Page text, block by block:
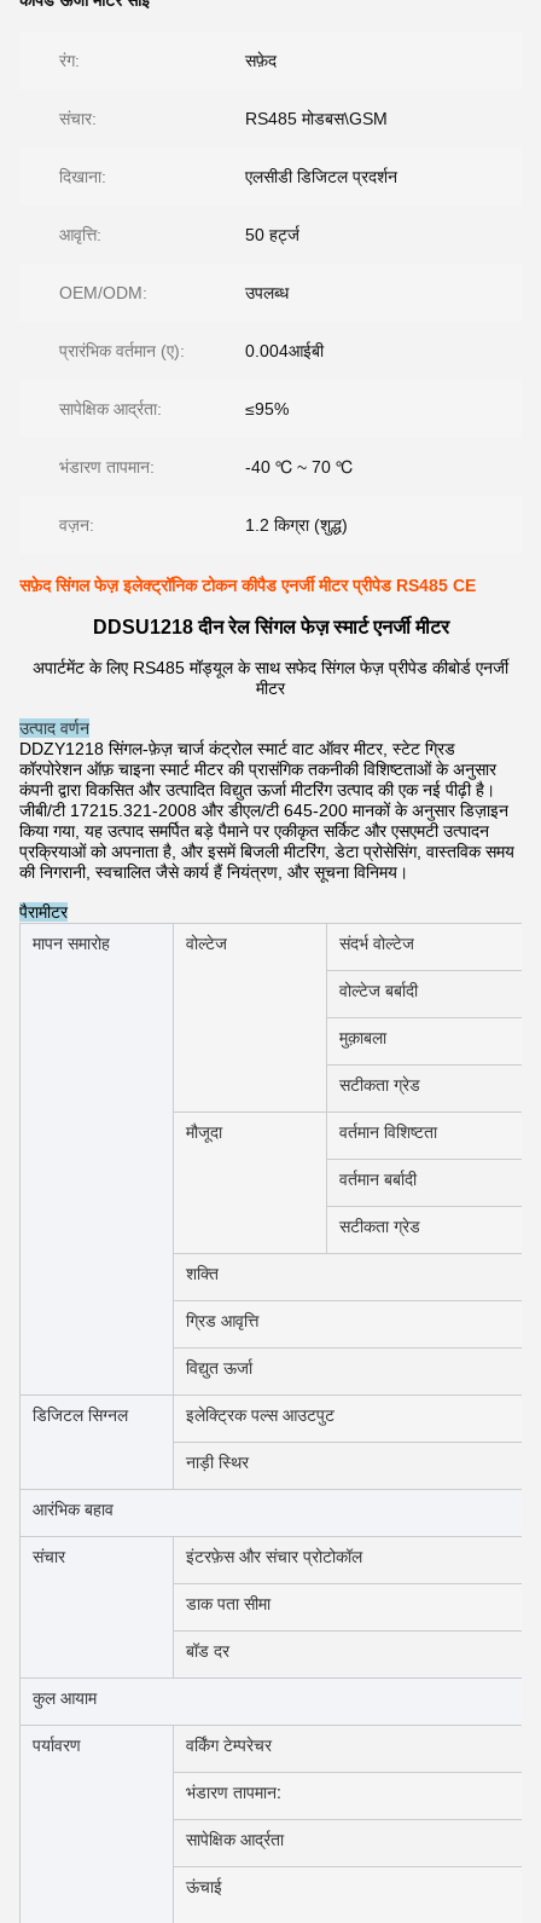
रंग: सफ़ेद
संचार: RS485 मोडबस\GSM
दिखाना: एलसीडी डिजिटल प्रदर्शन
आवृत्ति: 50 हर्ट्ज
OEM/ODM: उपलब्ध
प्रारंभिक वर्तमान (ए): 0.004आईबी
सापेक्षिक आर्द्रता: ≤95%
भंडारण तापमान: -40 ℃ ~ 70 ℃
वज़न: 1.2 किग्रा (शुद्ध)
सफ़ेद सिंगल फेज़ इलेक्ट्रॉनिक टोकन कीपैड एनर्जी मीटर प्रीपेड RS485 CE
DDSU1218 दीन रेल सिंगल फेज़ स्मार्ट एनर्जी मीटर
अपार्टमेंट के लिए RS485 मॉड्यूल के साथ सफेद सिंगल फेज़ प्रीपेड कीबोर्ड एनर्जी
मीटर
उत्पाद वर्णन
DDZY1218 सिंगल-फ़ेज़ चार्ज कंट्रोल स्मार्ट वाट ऑवर मीटर, स्टेट ग्रिड
कॉरपोरेशन ऑफ़ चाइना स्मार्ट मीटर की प्रासंगिक तकनीकी विशिष्टताओं के अनुसार
कंपनी द्वारा विकसित और उत्पादित विद्युत ऊर्जा मीटरिंग उत्पाद की एक नई पीढ़ी है।
जीबी/टी 17215.321-2008 और डीएल/टी 645-200 मानकों के अनुसार डिज़ाइन
किया गया, यह उत्पाद समर्पित बड़े पैमाने पर एकीकृत सर्किट और एसएमटी उत्पादन
प्रक्रियाओं को अपनाता है, और इसमें बिजली मीटरिंग, डेटा प्रोसेसिंग, वास्तविक समय
की निगरानी, ​​​​स्वचालित जैसे कार्य हैं नियंत्रण, और सूचना विनिमय।
पैरामीटर
मापन समारोह वोल्टेज
संदर्भ वोल्टेज
वोल्टेज बर्बादी
मुक़ाबला
सटीकता ग्रेड
मौजूदा
वर्तमान विशिष्टता
वर्तमान बर्बादी
सटीकता ग्रेड
शक्ति
ग्रिड आवृत्ति
विद्युत ऊर्जा
डिजिटल सिग्नल
इलेक्ट्रिक पल्स आउटपुट
नाड़ी स्थिर
आरंभिक बहाव
संचार
इंटरफ़ेस और संचार प्रोटोकॉल
डाक पता सीमा
बॉड दर
कुल आयाम
पर्यावरण
वर्किंग टेम्परेचर
भंडारण तापमान:
सापेक्षिक आर्द्रता
ऊंचाई